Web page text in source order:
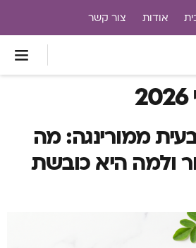
אודות צור קשר
ממורינגה: מה
ולמה היא כובשת